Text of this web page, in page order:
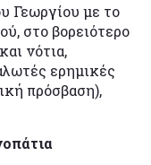
Γεωργίου με το
στο βορειότερο
νότια,
ερημικές
πρόσβαση),